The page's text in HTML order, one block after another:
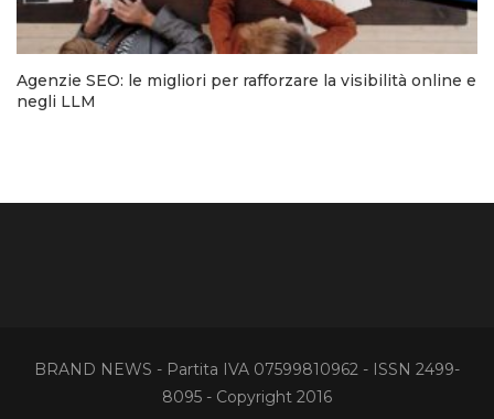
Agenzie SEO: le migliori per rafforzare la visibilità online e
negli LLM
BRAND NEWS - Partita IVA 07599810962 - ISSN 2499-
8095 - Copyright 2016